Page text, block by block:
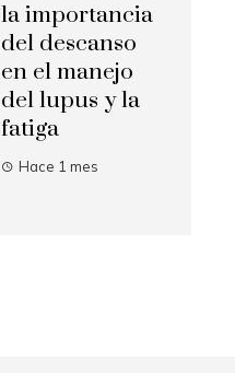
la importancia
del descanso
en el manejo
del lupus y la
fatiga
Hace 1 mes